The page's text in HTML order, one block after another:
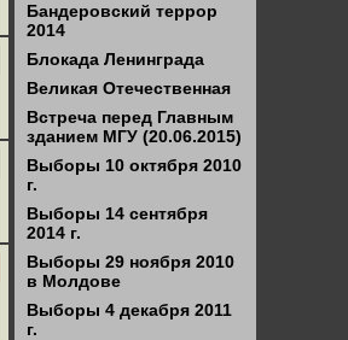
Бандеровский террор
2014
Блокада Ленинграда
Великая Отечественная
Встреча перед Главным
зданием МГУ (20.06.2015)
Выборы 10 октября 2010
г.
Выборы 14 сентября
2014 г.
Выборы 29 ноября 2010
в Молдове
Выборы 4 декабря 2011
г.